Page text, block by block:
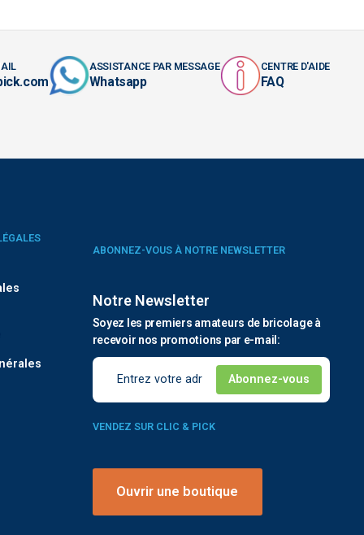
ASSISTANCE PAR MESSAGE
Whatsapp
CENTRE D'AIDE
FAQ
ABONNEZ-VOUS À NOTRE NEWSLETTER
Notre Newsletter
Soyez les premiers amateurs de bricolage à
recevoir nos promotions par e-mail:
VENDEZ SUR CLIC & PICK
Ouvrir une boutique